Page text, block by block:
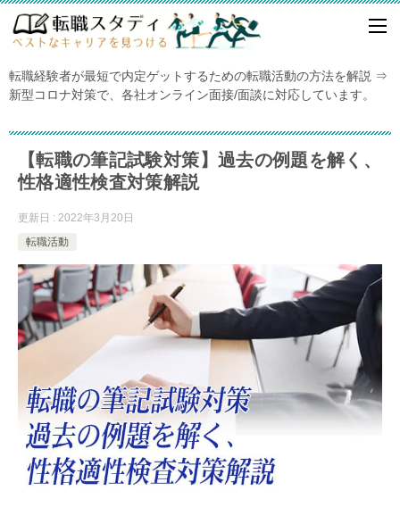
転職経験者が最短で内定ゲットするための転職活動の方法を解説 ⇒
新型コロナ対策で、各社オンライン面接/面談に対応しています。
【転職の筆記試験対策】過去の例題を解く、
性格適性検査対策解説
更新日 : 2022年3月20日
転職活動